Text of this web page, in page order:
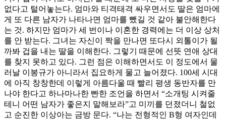
없다고 털어놓는다. 엄마와 티격태격 싸우면서도 딸은 엄마에
게 또 다른 남자가 나타나면 엄마를 뺐길 것 같아 불안해한다
는 것. 하지만 엄마가 세 번이나 이혼한 경력에는 더 이상 상처
를 안 받는다. 그녀는 자신이 짝을 만나면 또다시 외톨이가 될
까봐 겁을 내는 딸을 이해한다. 그렇기 때문에 선뜻 연애 상대
를 찾지 못하고 있다. 그런 점은 이해하면서도 이 정도에서 물
러날 이봉규가 아니라서 집요하게 물고 늘어졌다. 100세 시대
에 아직 창창한데 이렇게 아름다울 때 빨리 평생 동반자를 만
나야 한다고 하나마나한 빤한 조언을 하면서 “소개팅 시켜줄
테니 어떤 남자가 좋은지 말해보라”고 미끼를 던졌더니 철없
고 순진한 이상아는 금방 문다. “나는 전형적인 B형 여자인데